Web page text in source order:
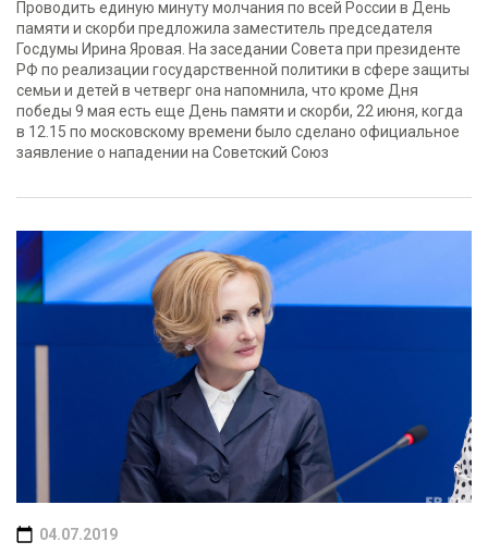
Проводить единую минуту молчания по всей России в День
памяти и скорби предложила заместитель председателя
Госдумы Ирина Яровая. На заседании Совета при президенте
РФ по реализации государственной политики в сфере защиты
семьи и детей в четверг она напомнила, что кроме Дня
победы 9 мая есть еще День памяти и скорби, 22 июня, когда
в 12.15 по московскому времени было сделано официальное
заявление о нападении на Советский Союз
04.07.2019